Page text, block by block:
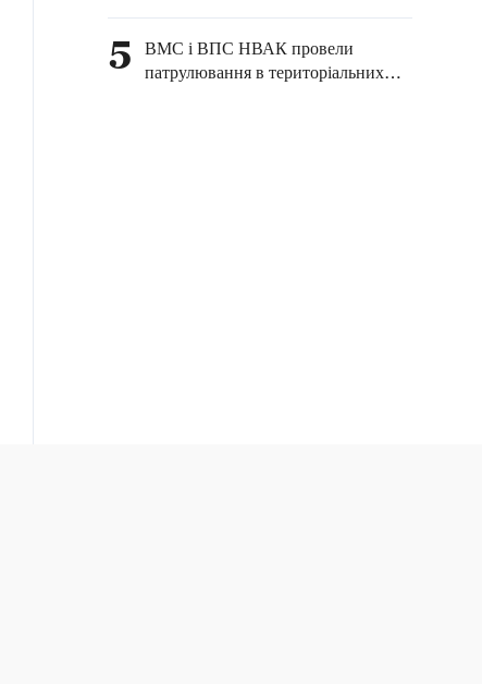
китайсько-російських аналітичних
5
ВМС і ВПС НВАК провели
патрулювання в територіальних